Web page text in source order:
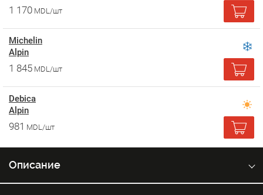
1 170 MDL/шт
Michelin
Alpin
1 845 MDL/шт
Debica
Alpin
981 MDL/шт
Описание